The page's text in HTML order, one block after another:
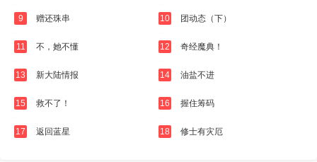
9 赠还珠串 10 团动态（下）
11 不，她不懂 12 奇经魔典！
13 新大陆情报 14 油盐不进
15 救不了！ 16 握住筹码
17 返回蓝星 18 修士有灾厄